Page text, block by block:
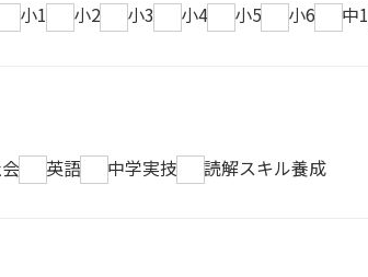
小1 小2 小3 小4 小5 小6 中1
英語 中学実技 読解スキル養成